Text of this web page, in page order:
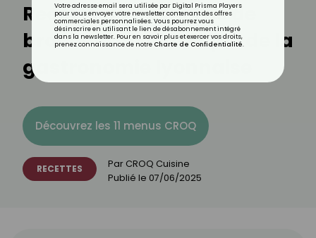
Recette de quenelles de
brochet : un classique de la
gastronomie lyonnaise
Découvrez les 11 menus CROQ
RECETTES Par CROQ Cuisine
Publié le 07/06/2025
Votre adresse email sera utilisée par Digital Prisma Players
pour vous envoyer votre newsletter contenant des offres
commerciales personnalisées. Vous pourrez vous
désinscrire en utilisant le lien de désabonnement intégré
dans la newsletter. Pour en savoir plus et exercer vos droits,
prenez connaissance de notre Charte de Confidentialité.